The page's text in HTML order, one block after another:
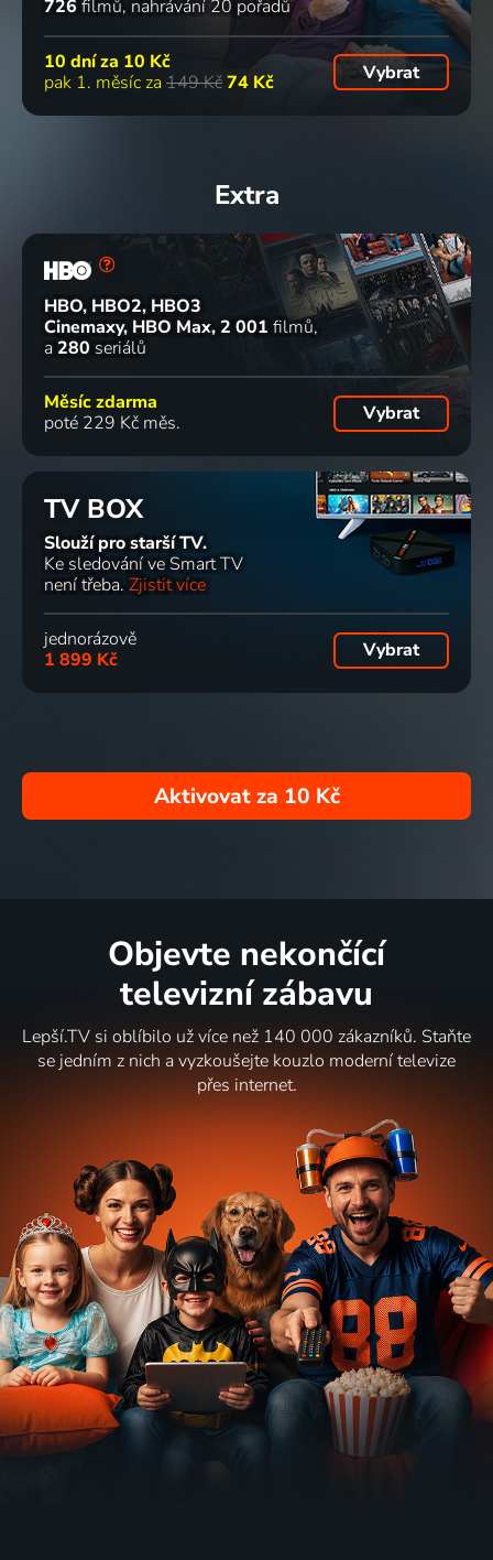
726 filmů nahrávání 20 pořadů
10 dní za 10 Kč
pak 1. měsíc za 149 Kč74 Kč Vybrat
Extra
HBO, HBO2, HBO3
Cinemaxy, HBO Max 2 001 filmů
a 280 seriálů
Měsíc zdarma
poté 229 Kč měs.
Vybrat
TV BOX
Slouží pro starší TV.
Ke sledování ve Smart TV
není třeba. Zjistit více
jednorázově
1 899 Kč
Vybrat
Aktivovat za 10 Kč
Objevte nekončící
televizní zábavu
Lepší.TV si oblíbilo už více než 140 000 zákazníků. Staňte
se jedním z nich a vyzkoušejte kouzlo moderní televize
přes internet.